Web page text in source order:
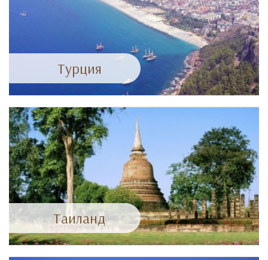
Турция
Таиланд